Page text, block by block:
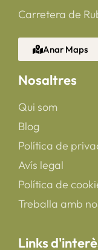
Carretera de
Anar Maps
Nosaltres
Qui som
Blog
Política de
Avís legal
Política de
Treballa amb
Links